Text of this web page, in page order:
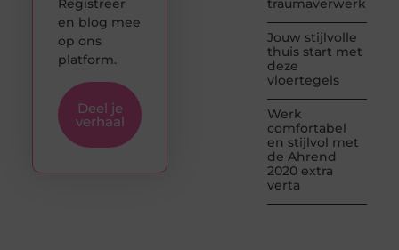
traumaverwerking
Jouw stijlvolle
thuis start met
deze
vloertegels
Werk
comfortabel
en stijlvol met
de Ahrend
2020 extra
verta
en blog mee
op ons
platform.
Deel je
verhaal